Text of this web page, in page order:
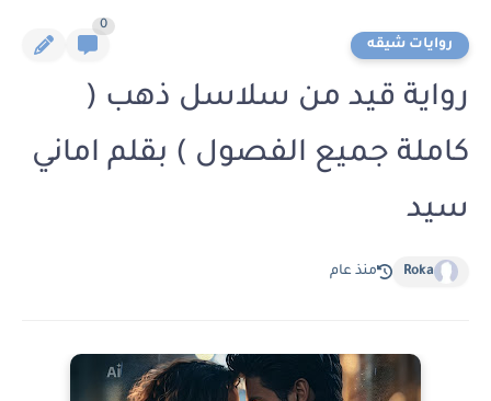
روايات شيقه
0
رواية قيد من سلاسل ذهب (
كاملة جميع الفصول ) بقلم اماني
سيد
Roka منذ عام